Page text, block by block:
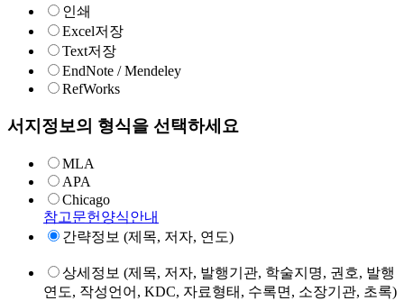
인쇄
Excel저장
Text저장
EndNote / Mendeley
RefWorks
서지정보의 형식을 선택하세요
MLA
APA
Chicago
참고문헌양식안내
간략정보 (제목, 저자, 연도)
상세정보 (제목, 저자, 발행기관, 학술지명, 권호, 발행
연도, 작성언어, KDC, 자료형태, 수록면, 소장기관, 초록)